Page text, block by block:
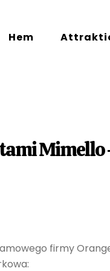
Hem
firmy